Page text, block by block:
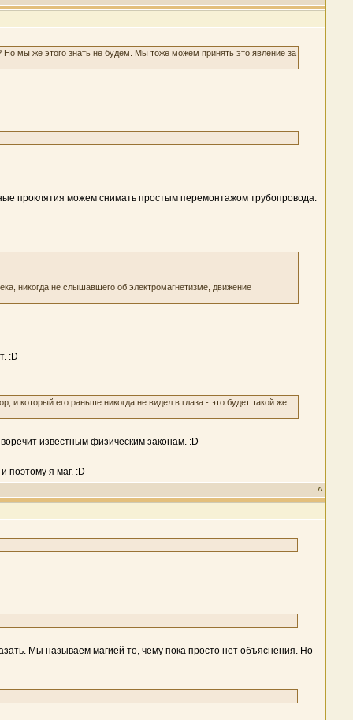
мы же этого знать не будем. Мы тоже можем принять это явление за
проклятия можем снимать простым перемонтажом трубопровода.
никогда не слышавшего об электромагнетизме, движение
:D
и который его раньше никогда не видел в глаза - это будет такой же
известным физическим законам. :D
поэтому я маг. :D
^
Мы называем магией то, чему пока просто нет объяснения. Но